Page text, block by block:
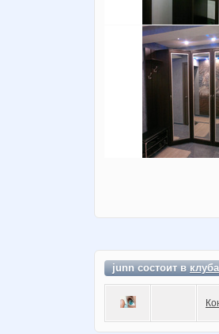
junn состоит в